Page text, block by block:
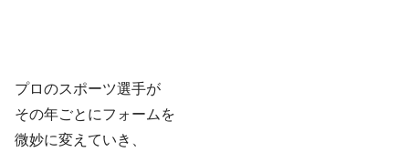
プロのスポーツ選手が
その年ごとにフォームを
微妙に変えていき、